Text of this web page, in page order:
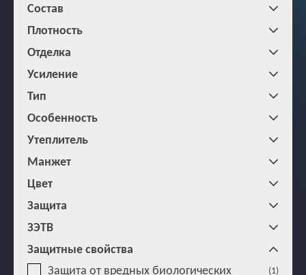
Состав
Плотность
Отделка
Усиление
Тип
Особенность
Утеплитель
Манжет
Цвет
Защита
ЗЭТВ
Защитные свойства
Защита от вредных биологических
(1)